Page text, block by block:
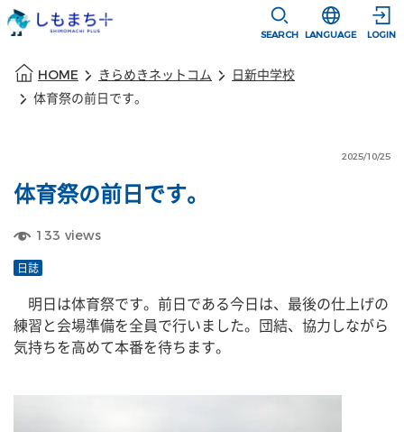
SEARCH
選択すると言
LANGUAGE LOGIN
HOME きらめきネットコム
日新中学校
体育祭の前日です。
2025/10/25
体育祭の前日です。
133 views
日誌
明日は体育祭です。前日である今日は、最後の仕上げの
練習と会場準備を全員で行いました。団結、協力しながら
気持ちを高めて本番を待ちます。